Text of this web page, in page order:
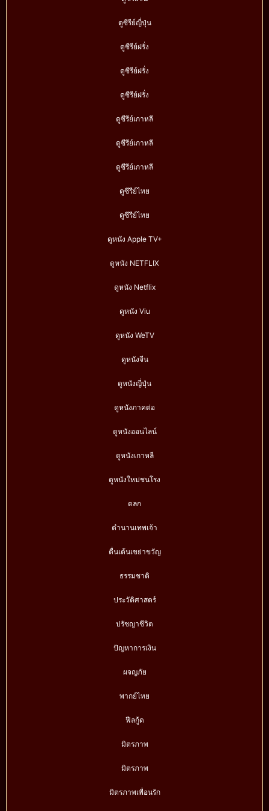
ดูซีรีย์ญี่ปุ่น
ดูซีรีย์ฝรั่ง
ดูซีรีย์ฝรั่ง
ดูซีรีย์ฝรั่ง
ดูซีรีย์เกาหลี
ดูซีรีย์เกาหลี
ดูซีรีย์เกาหลี
ดูซีรีย์ไทย
ดูซีรีย์ไทย
ดูหนัง Apple TV+
ดูหนัง NETFLIX
ดูหนัง Netflix
ดูหนัง Viu
ดูหนัง WeTV
ดูหนังจีน
ดูหนังญี่ปุ่น
ดูหนังภาคต่อ
ดูหนังออนไลน์
ดูหนังเกาหลี
ดูหนังใหม่ชนโรง
ตลก
ตำนานเทพเจ้า
ตื่นเต้นเขย่าขวัญ
ธรรมชาติ
ประวัติศาสตร์
ปรัชญาชีวิต
ปัญหาการเงิน
ผจญภัย
พากย์ไทย
ฟีลกู้ด
มิตรภาพ
มิตรภาพ
มิตรภาพเพื่อนรัก